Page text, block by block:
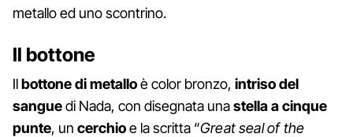
metallo ed uno scontrino.
Il bottone
Ilbottone di metalloè color bronzo, intriso del
sanguedi Nada, con disegnata unastella a cinque
punte, un cerchioe la scritta “Great seal of the